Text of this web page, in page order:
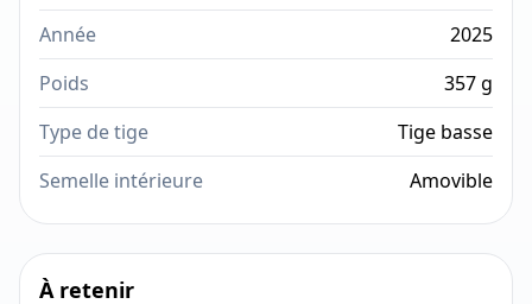
Année
2025
Poids
357 g
Type de tige
Tige basse
Semelle intérieure
Amovible
À retenir